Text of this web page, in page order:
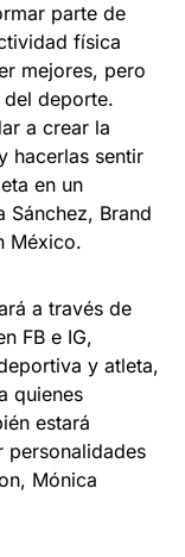
parte de
física
mejores, pero
deporte.
a crear la
hacerlas sentir
en un
Sánchez, Brand
México.
a través de
FB e IG,
y atleta,
quienes
estará
personalidades
Mónica